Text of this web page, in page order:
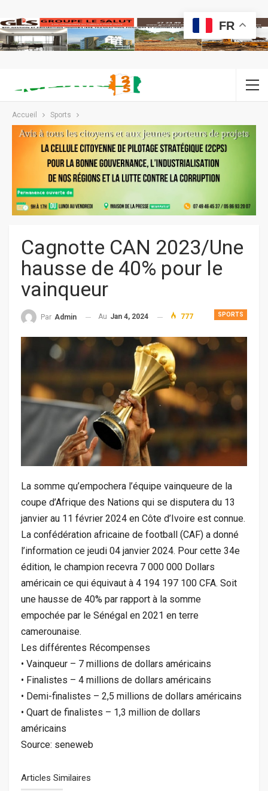
Accueil Sports
Cagnotte CAN 2023/Une
hausse de 40% pour le
vainqueur
SPORTS
Par Admin Au Jan 4, 2024 777
La somme qu’empochera l’équipe vainqueure de la
coupe d’Afrique des Nations qui se disputera du 13
janvier au 11 février 2024 en Côte d’Ivoire est connue.
La confédération africaine de football (CAF) a donné
l’information ce jeudi 04 janvier 2024. Pour cette 34e
édition, le champion recevra 7 000 000 Dollars
américain ce qui équivaut à 4 194 197 100 CFA. Soit
une hausse de 40% par rapport à la somme
empochée par le Sénégal en 2021 en terre
camerounaise.
Les différentes Récompenses
• Vainqueur – 7 millions de dollars américains
• Finalistes – 4 millions de dollars américains
• Demi-finalistes – 2,5 millions de dollars américains
• Quart de finalistes – 1,3 million de dollars
américains
Source: seneweb
Articles Similaires
FR